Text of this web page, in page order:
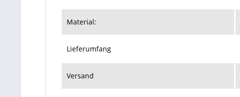
Material:
Lieferumfang
Versand